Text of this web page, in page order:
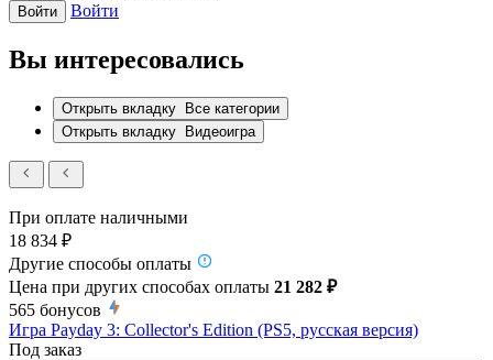
Войти Войти
Вы интересовались
Открыть вкладку
Все категории
Открыть вкладку
Видеоигра
При оплате наличными
18 834 ₽
Другие способы оплаты
Цена при других способах оплаты 21 282 ₽
565 бонусов
Игра Payday 3: Collector's Edition (PS5, русская версия)
Под заказ